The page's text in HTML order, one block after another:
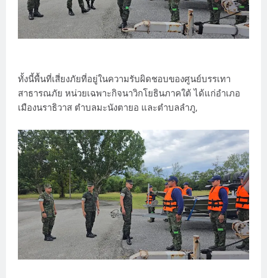
ทั้งนี้พื้นที่เสี่ยงภัยที่อยู่ในความรับผิดชอบของศูนย์บรรเทา
สาธารณภัย หน่วยเฉพาะกิจนาวิกโยธินภาคใต้ ได้แก่อำเภอ
เมืองนราธิวาส ตำบลมะนังตายอ และตำบลลำภู,